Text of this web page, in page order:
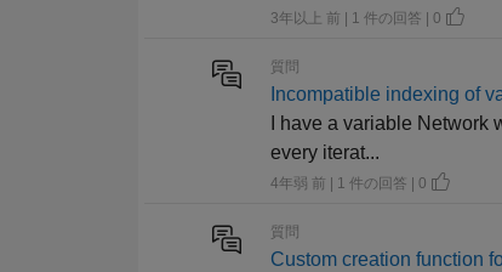
3年以上 前 | 1 件の回答 | 0
質問
Incompatible indexing of
I have a variable
every iterat...
4年弱 前 | 1 件の回答 | 0
質問
Custom creation function